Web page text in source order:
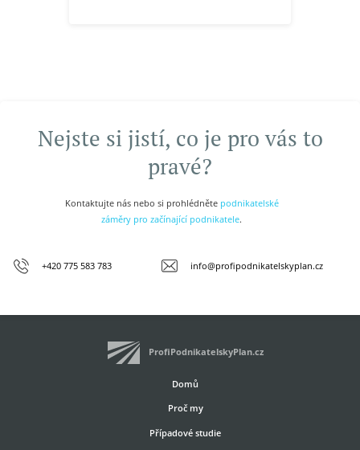
Nejste si jistí, co je pro vás to
pravé?
Kontaktujte nás nebo si prohlédněte podnikatelské
záměry pro začínající podnikatele.
+420 775 583 783 info@profipodnikatelskyplan.cz
ProfiPodnikatelskyPlan.cz
Domů
Proč my
Případové studie